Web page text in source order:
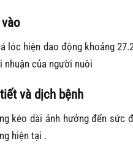
lóc hiện dao động khoảng
nhuận của người nuôi
và dịch bệnh
kéo dài ảnh hưởng đến sức
hiện tại .